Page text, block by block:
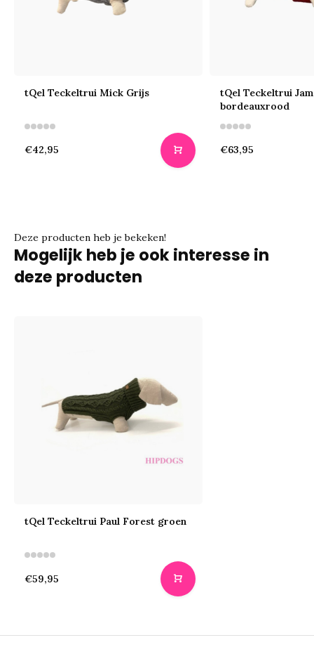
tQel Teckeltrui Mick Grijs
€42,95
tQel Teckeltrui
bordeauxrood
€63,95
Deze producten heb je bekeken!
Mogelijk heb je ook interesse in
deze producten
tQel Teckeltrui Paul Forest groen
€59,95